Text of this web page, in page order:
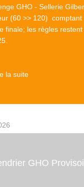
GHO - Sellerie
(60 >> 120) comptant
finale; les règles
la suite
GHO